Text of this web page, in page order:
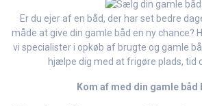
Er du ejer af en båd, der har set bedre
måde at give din gamle båd en ny chance?
vi specialister i opkøb af brugte og gamle
hjælpe dig med at frigøre plads, tid
Kom af med din gamle båd